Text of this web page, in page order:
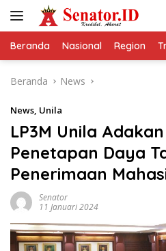
Beranda Nasional Region
Beranda News
News, Unila
LP3M Unila
Penetapan Daya
Penerimaan
Senator
11 Januari 2024